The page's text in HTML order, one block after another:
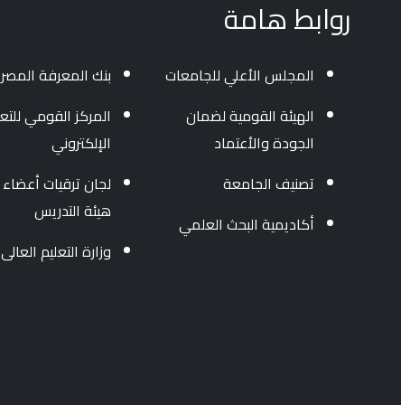
روابط هامة
المجلس الأعلي للجامعات
الهيئة القومية لضمان
الجودة والأعتماد
تصنيف الجامعة
أكاديمية البحث العلمي
بنك المعرفة
المركز القومي
الإلكتروني
لجان ترقيات أعضاء
هيئة التدريس
وزارة التعليم العالى